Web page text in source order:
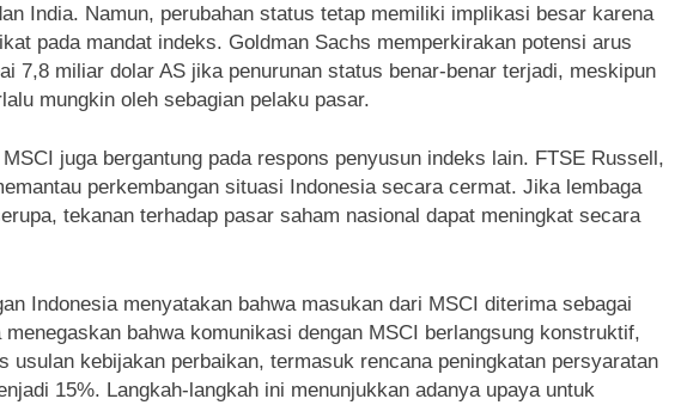
India. Namun, perubahan status tetap memiliki implikasi besar karena
pada mandat indeks. Goldman Sachs memperkirakan potensi arus
7,8 miliar dolar AS jika penurunan status benar-benar terjadi, meskipun
mungkin oleh sebagian pelaku pasar.
juga bergantung pada respons penyusun indeks lain. FTSE Russell,
perkembangan situasi Indonesia secara cermat. Jika lembaga
tekanan terhadap pasar saham nasional dapat meningkat secara
Indonesia menyatakan bahwa masukan dari MSCI diterima sebagai
bahwa komunikasi dengan MSCI berlangsung konstruktif,
usulan kebijakan perbaikan, termasuk rencana peningkatan persyaratan
15%. Langkah-langkah ini menunjukkan adanya upaya untuk